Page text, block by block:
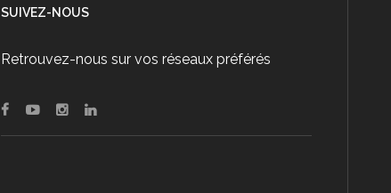
SUIVEZ-NOUS
Retrouvez-nous sur vos réseaux préférés